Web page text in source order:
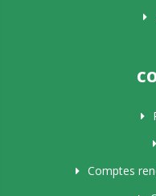
Comptes